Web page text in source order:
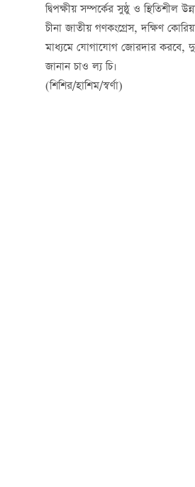
দ্বিপক্ষীয় সম্পর্কের সুষ্ঠু ও স্থিতিশীল
চীনা জাতীয় গণকংগ্রেস, দক্ষিণ
মাধ্যমে যোগাযোগ জোরদার করবে,
জানান চাও ল্য চি।
(শিশির/হাশিম/স্বর্ণা)